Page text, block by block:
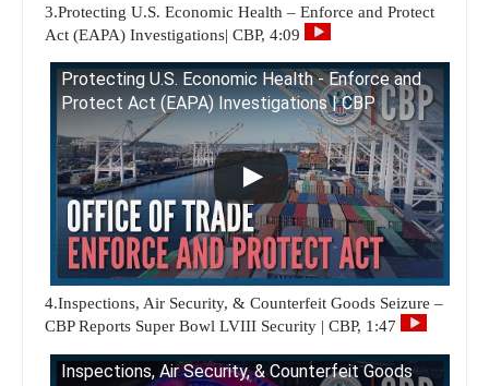
3.Protecting U.S. Economic Health – Enforce and Protect
Act (EAPA) Investigations| CBP, 4:09
Protecting U.S. Economic Health - Enforce and
Protect Act (EAPA) Investigations | CBP
4.Inspections, Air Security, & Counterfeit Goods Seizure –
CBP Reports Super Bowl LVIII Security | CBP, 1:47
Inspections, Air Security, & Counterfeit Goods